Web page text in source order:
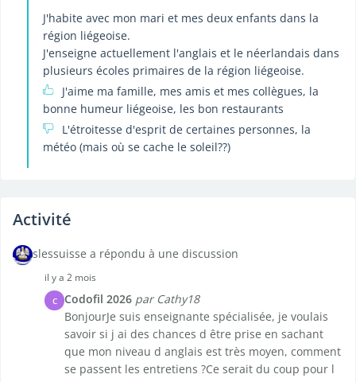
J'habite avec mon mari et mes deux enfants dans la
région liégeoise.
J'enseigne actuellement l'anglais et le néerlandais dans
plusieurs écoles primaires de la région liégeoise.
J'aime ma famille, mes amis et mes collègues, la
bonne humeur liégeoise, les bon restaurants
L'étroitesse d'esprit de certaines personnes, la
météo (mais où se cache le soleil??)
Activité
slessuisse a répondu à une discussion
il y a 2 mois
C Codofil 2026 par Cathy18
BonjourJe suis enseignante spécialisée, je voulais
savoir si j ai des chances d être prise en sachant
que mon niveau d anglais est très moyen, comment
se passent les entretiens ?Ce serait du coup pour l